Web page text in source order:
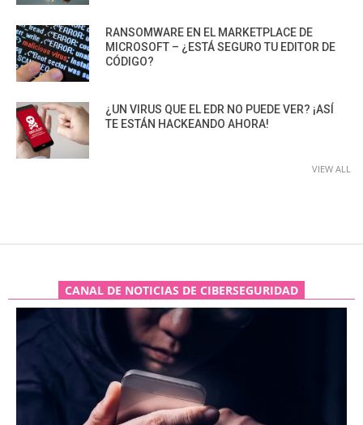
RANSOMWARE EN EL MARKETPLACE DE
MICROSOFT – ¿ESTÁ SEGURO TU EDITOR DE
CÓDIGO?
¿UN VIRUS QUE EL EDR NO PUEDE VER? ¡ASÍ
TE ESTÁN HACKEANDO AHORA!
VIEW ALL
CANAL DE NOTICIAS DE CIBERSEGURIDAD